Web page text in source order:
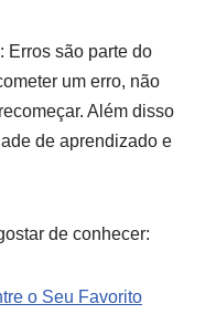
: Erros são parte do
um erro, não
Além disso
de aprendizado e
de conhecer:
o Seu Favorito